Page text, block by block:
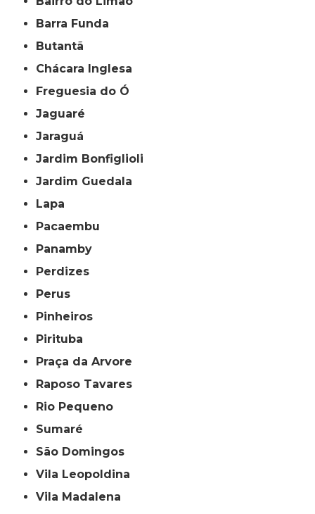
Barra Funda
Butantã
Chácara Inglesa
Freguesia do Ó
Jaguaré
Jaraguá
Jardim Bonfiglioli
Jardim Guedala
Lapa
Pacaembu
Panamby
Perdizes
Perus
Pinheiros
Pirituba
Praça da Arvore
Raposo Tavares
Rio Pequeno
Sumaré
São Domingos
Vila Leopoldina
Vila Madalena